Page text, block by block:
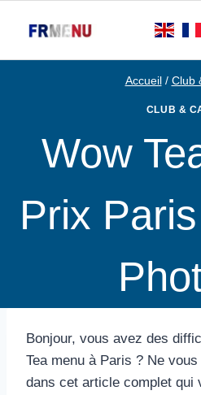
Accueil / Club
CLUB &
Wow
Prix
Bonjour, vous avez des
Tea menu à Paris ? Ne
dans cet article complet qui